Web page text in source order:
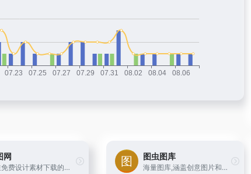
网
专注免费设计素材下载的网站
图虫图库
海量图库,涵盖创意图片和矢量素材等